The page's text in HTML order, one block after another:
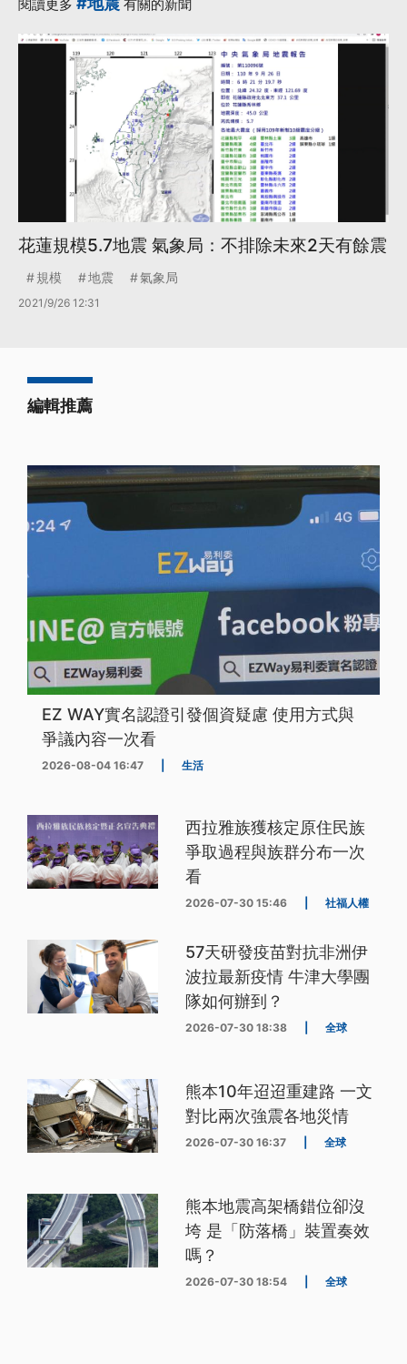
閱讀更多 有關的新聞
花蓮規模5.7地震 氣象局：不排除未來2天有餘震
規模 地震 氣象局
2021/9/26 12:31
編輯推薦
EZ WAY實名認證引發個資疑慮 使用方式與
爭議內容一次看
2026-08-04 16:47 生活
西拉雅族獲核定原住民族
爭取過程與族群分布一次
看
2026-07-30 15:46 社福人權
57天研發疫苗對抗非洲伊
波拉最新疫情 牛津大學團
隊如何辦到？
2026-07-30 18:38 全球
熊本10年迢迢重建路 一文
對比兩次強震各地災情
2026-07-30 16:37 全球
熊本地震高架橋錯位卻沒
垮 是「防落橋」裝置奏效
嗎？
2026-07-30 18:54 全球